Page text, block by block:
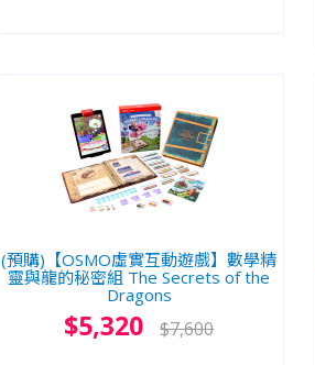
(預購)【OSMO虛實互動遊戲】數學精
靈與龍的秘密組 The Secrets of the
Dragons
$5,320 $7,600